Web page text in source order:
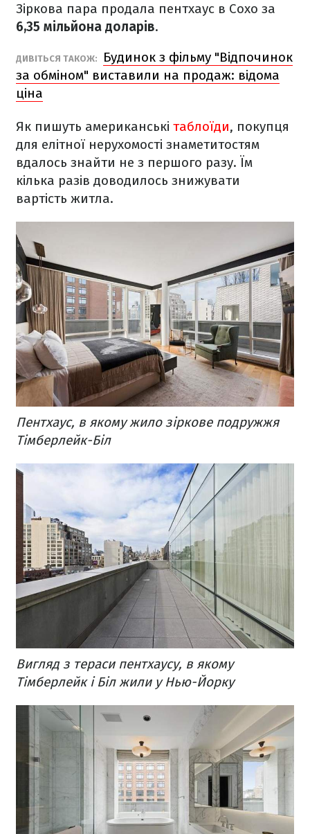
Зіркова пара продала пентхаус в Сохо за
6,35 мільйона доларів.
ДИВІТЬСЯ ТАКОЖ:
Будинок з фільму "Відпочинок
за обміном" виставили на продаж: відома
ціна
Як пишуть американські таблоїди, покупця
для елітної нерухомості знаметитостям
вдалось знайти не з першого разу. Їм
кілька разів доводилось знижувати
вартість житла.
Пентхаус, в якому жило зіркове подружжя
Тімберлейк-Біл
Вигляд з тераси пентхаусу, в якому
Тімберлейк і Біл жили у Нью-Йорку